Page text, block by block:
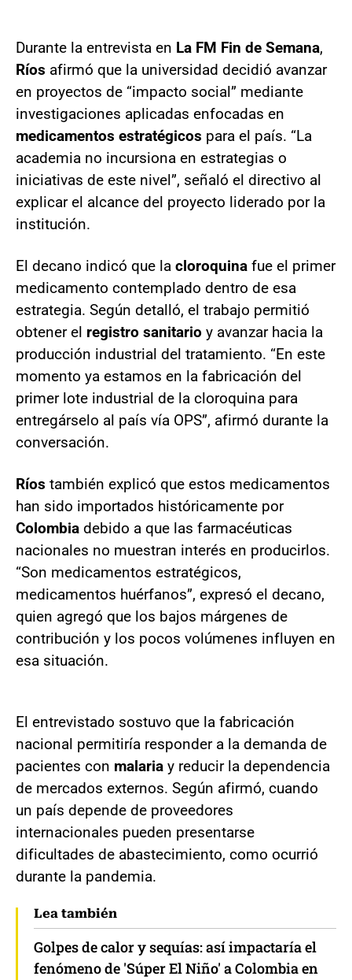
Durante la entrevista en La FM Fin de Semana,
Ríos afirmó que la universidad decidió avanzar
en proyectos de “impacto social” mediante
investigaciones aplicadas enfocadas en
medicamentos estratégicos para el país. “La
academia no incursiona en estrategias o
iniciativas de este nivel”, señaló el directivo al
explicar el alcance del proyecto liderado por la
institución.
El decano indicó que la cloroquina fue el primer
medicamento contemplado dentro de esa
estrategia. Según detalló, el trabajo permitió
obtener el registro sanitario y avanzar hacia la
producción industrial del tratamiento. “En este
momento ya estamos en la fabricación del
primer lote industrial de la cloroquina para
entregárselo al país vía OPS”, afirmó durante la
conversación.
Ríos también explicó que estos medicamentos
han sido importados históricamente por
Colombia debido a que las farmacéuticas
nacionales no muestran interés en producirlos.
“Son medicamentos estratégicos,
medicamentos huérfanos”, expresó el decano,
quien agregó que los bajos márgenes de
contribución y los pocos volúmenes influyen en
esa situación.
El entrevistado sostuvo que la fabricación
nacional permitiría responder a la demanda de
pacientes con malaria y reducir la dependencia
de mercados externos. Según afirmó, cuando
un país depende de proveedores
internacionales pueden presentarse
dificultades de abastecimiento, como ocurrió
durante la pandemia.
Lea también
Golpes de calor y sequías: así impactaría el
fenómeno de 'Súper El Niño' a Colombia en